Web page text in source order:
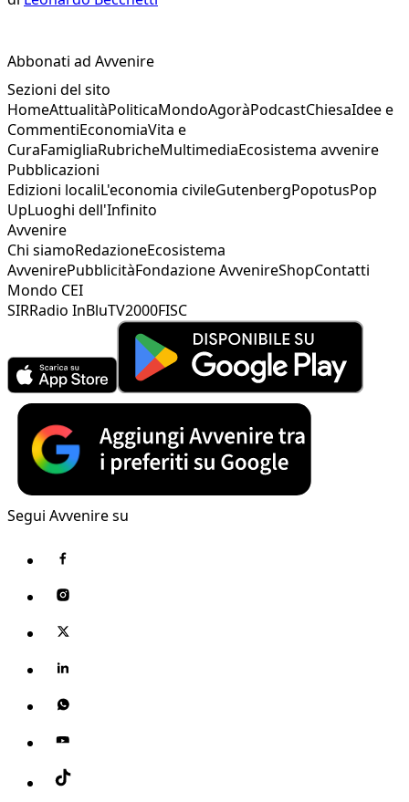
Abbonati ad Avvenire
Sezioni del sito
HomeAttualitàPoliticaMondoAgoràPodcastChiesaIdee e
CommentiEconomiaVita e
CuraFamigliaRubricheMultimediaEcosistema avvenire
Pubblicazioni
Edizioni localiL'economia civileGutenbergPopotusPop
UpLuoghi dell'Infinito
Avvenire
Chi siamoRedazioneEcosistema
AvvenirePubblicitàFondazione AvvenireShopContatti
Mondo CEI
SIRRadio InBluTV2000FISC
Segui Avvenire su